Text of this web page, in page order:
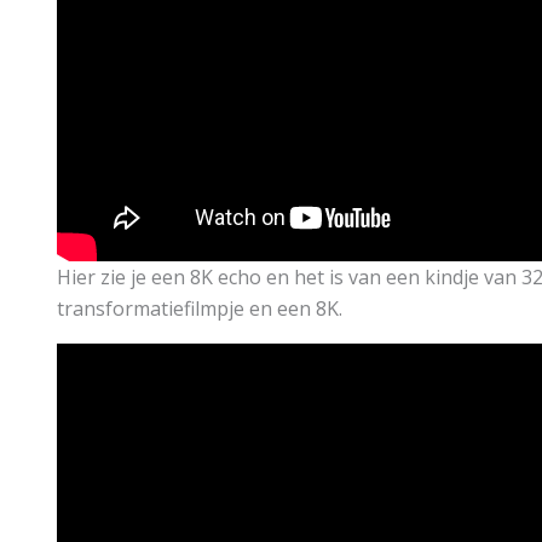
Hier zie je een 8K echo en het is van een kindje van
transformatiefilmpje en een 8K.